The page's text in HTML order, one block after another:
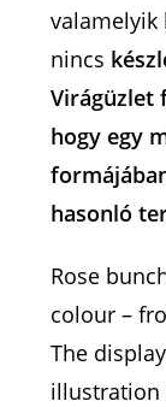
valamelyik
nincs
Virágüzlet
hogy egy
hasonló
Rose
colour –
The
illustration